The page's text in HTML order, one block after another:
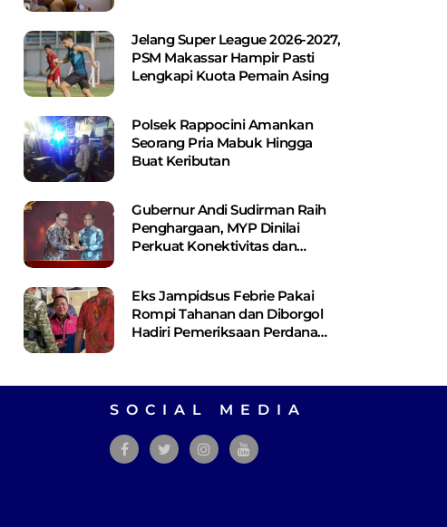
Jelang Super League 2026-2027,
PSM Makassar Hampir Pasti
Lengkapi Kuota Pemain Asing
Polsek Rappocini Amankan
Seorang Pria Mabuk Hingga
Buat Keributan
Gubernur Andi Sudirman Raih
Penghargaan, MYP Dinilai
Perkuat Konektivitas dan
Eks Jampidsus Febrie Pakai
Rompi Tahanan dan Diborgol
Hadiri Pemeriksaan Perdana
SOCIAL MEDIA